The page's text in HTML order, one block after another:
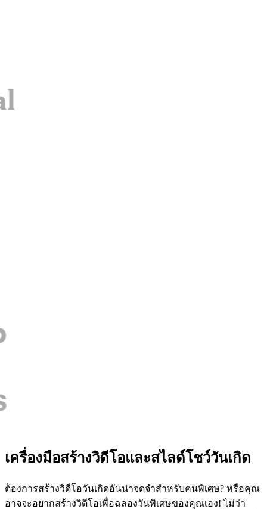
เครื่องมือสร้างวิดีโอและสไลด์โชว์วันเกิด
ต้องการสร้างวิดีโอวันเกิดอันน่าจดจำสำหรับคนพิเศษ? หรือคุณ
อาจจะอยากสร้างวิดีโอเพื่อฉลองวันพิเศษของคุณเอง! ไม่ว่า